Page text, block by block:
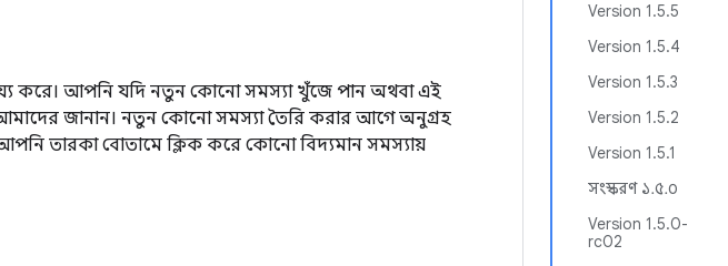
Version 1.5.5
Version 1.5.4
Version 1.5.3
Version 1.5.2
Version 1.5.1
সংস্করণ ১.৫.০
Version 1.5.0-
rc02
করে। আপনি যদি নতুন কোনো সমস্যা খুঁজে পান অথবা এই
আমাদের জানান। নতুন কোনো সমস্যা তৈরি করার আগে অনুগ্রহ
তারকা বোতামে ক্লিক করে কোনো বিদ্যমান সমস্যায়